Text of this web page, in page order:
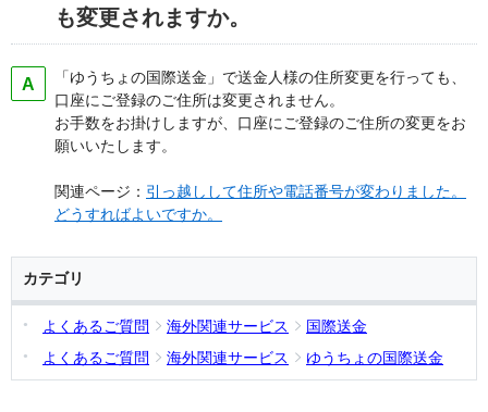
も変更されますか。
「ゆうちょの国際送金」で送金人様の住所変更を行っても、
口座にご登録のご住所は変更されません。
お手数をお掛けしますが、口座にご登録のご住所の変更をお
願いいたします。
関連ページ： 引っ越しして住所や電話番号が変わりました。
どうすればよいですか。
カテゴリ
よくあるご質問 海外関連サービス
国際送金
よくあるご質問
海外関連サービス ゆうちょの国際送金